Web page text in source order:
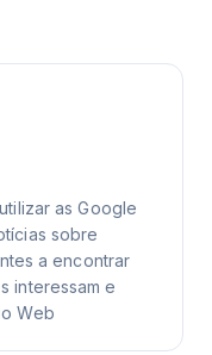
as Google
sobre
a encontrar
interessam e
Web